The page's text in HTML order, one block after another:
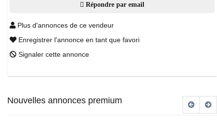
Répondre par email
Plus d'annonces de ce vendeur
Enregistrer l'annonce en tant que favori
Signaler cette annonce
Nouvelles annonces premium